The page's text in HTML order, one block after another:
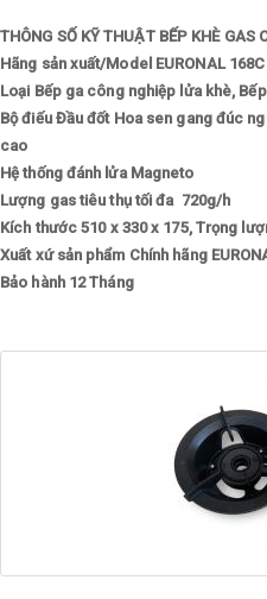
THÔNG SỐ KỸ THUẬT BẾP KHÈ GAS
Hãng sản xuất/Model EURONAL 168C
Loại Bếp ga công nghiệp lửa khè,
Bộ điếu Đầu đốt Hoa sen gang đúc
cao
Hệ thống đánh lửa Magneto
Lượng gas tiêu thụ tối đa 720g/h
Kích thước 510 x 330 x 175, Trọng
Xuất xứ sản phẩm Chính hãng
Bảo hành 12 Tháng